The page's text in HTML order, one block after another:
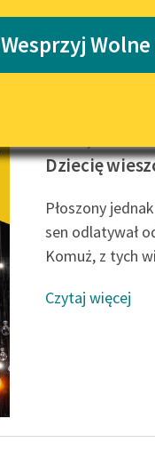
Wesprzyj
Dziecię
Płoszony
sen odlatywał
Komuż, z tych
Czytaj więcej